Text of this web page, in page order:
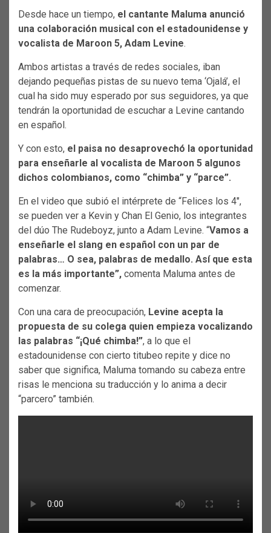
Desde hace un tiempo, el cantante Maluma anunció
una colaboración musical con el estadounidense y
vocalista de Maroon 5, Adam Levine.
Ambos artistas a través de redes sociales, iban
dejando pequeñas pistas de su nuevo tema ‘Ojalá’, el
cual ha sido muy esperado por sus seguidores, ya que
tendrán la oportunidad de escuchar a Levine cantando
en español.
Y con esto, el paisa no desaprovechó la oportunidad
para enseñarle al vocalista de Maroon 5 algunos
dichos colombianos, como “chimba” y “parce”.
En el video que subió el intérprete de “Felices los 4″,
se pueden ver a Kevin y Chan El Genio, los integrantes
del dúo The Rudeboyz, junto a Adam Levine. “Vamos a
enseñarle el slang en español con un par de
palabras… O sea, palabras de medallo. Así que esta
es la más importante”, comenta Maluma antes de
comenzar.
Con una cara de preocupación, Levine acepta la
propuesta de su colega quien empieza vocalizando
las palabras “¡Qué chimba!”, a lo que el
estadounidense con cierto titubeo repite y dice no
saber que significa, Maluma tomando su cabeza entre
risas le menciona su traducción y lo anima a decir
“parcero” también.